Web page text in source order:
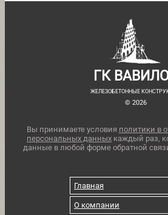
ГК
ЖЕЛЕЗОБЕТОННЫЕ
© 2026
Вы принимаете условия политики в
персональных данных каждый раз,
данные в любой форме обратной
Главная
О компании